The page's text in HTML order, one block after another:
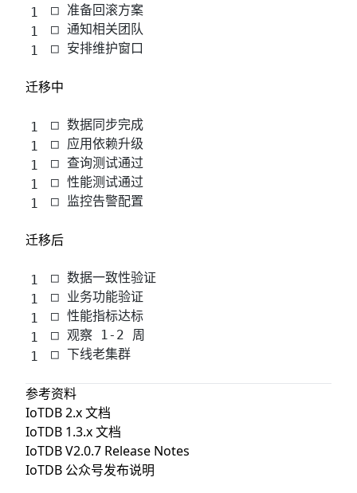
□ 准备回滚方案
□ 通知相关团队
□ 安排维护窗口
迁移中
□ 数据同步完成
□ 应用依赖升级
□ 查询测试通过
□ 性能测试通过
□ 监控告警配置
迁移后
□ 数据一致性验证
□ 业务功能验证
□ 性能指标达标
□ 观察 1-2 周
□ 下线老集群
参考资料
IoTDB 2.x 文档
IoTDB 1.3.x 文档
IoTDB V2.0.7 Release Notes
IoTDB 公众号发布说明